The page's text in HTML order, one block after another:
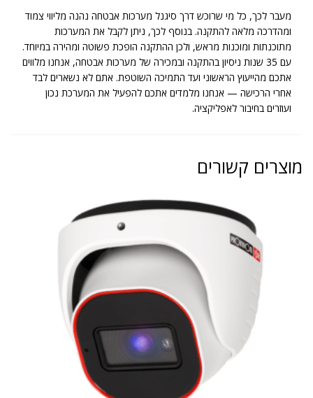
מעבר לכך, כל מי שרוכש דרך סיגנל מערכות אבטחה נהנה מליווי צמוד
ומהדרכה מלאה להתקנה. בנוסף לכך, ניתן לקבל את המערכות
מתוכנתות ומוכנות מראש, ולכן ההתקנה הופכת פשוטה ומהירה במיוחד.
עם 35 שנות ניסיון בהתקנה ובמכירה של מערכות אבטחה, אנחנו מלווים
אתכם מהייעוץ הראשוני ועד התמיכה השוטפת. אתם לא נשארים לבד
אחרי הרכישה — אנחנו מלמדים אתכם להפעיל את המערכת נכון
ועוזרים בחיבור לאפליקציה.
קשורים